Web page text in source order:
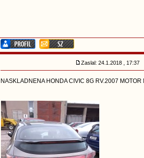
Zaslal: 24.1.2018 , 17:37
NASKLADNENA HONDA CIVIC 8G RV.2007